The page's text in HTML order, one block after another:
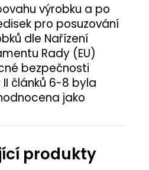
výrobku a po
pro posuzování
dle Nařízení
Rady (EU)
bezpečnosti
článků 6-8 byla
jako